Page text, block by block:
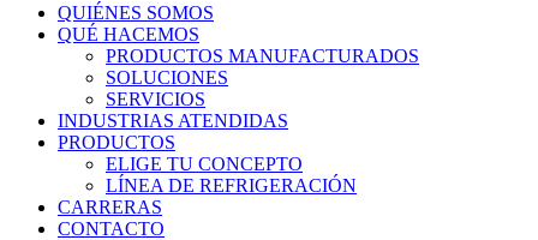
Menú
QUIÉNES SOMOS
QUÉ HACEMOS
PRODUCTOS MANUFACTURADOS
SOLUCIONES
SERVICIOS
INDUSTRIAS ATENDIDAS
PRODUCTOS
ELIGE TU CONCEPTO
LÍNEA DE REFRIGERACIÓN
CARRERAS
CONTACTO